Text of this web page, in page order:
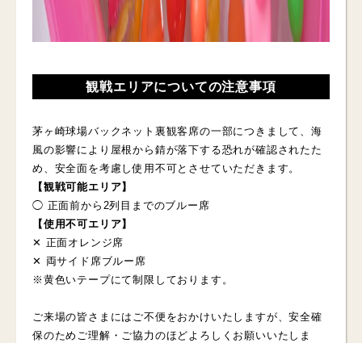
観戦エリアについての注意事項
茅ヶ崎球場バックネット裏観客席の一部につきまして、海
風の影響により屋根から錆が落下する恐れが確認されたた
め、安全面を考慮し使用不可とさせていただきます。
【観戦可能エリア】
◯ 正面前から2列目までのブルー席
【使用不可エリア】
✕ 正面オレンジ席
✕ 両サイド席ブルー席
※黄色いテープにて制限しております。
ご来場の皆さまにはご不便をおかけいたしますが、安全確
保のためご理解・ご協力のほどよろしくお願いいたしま